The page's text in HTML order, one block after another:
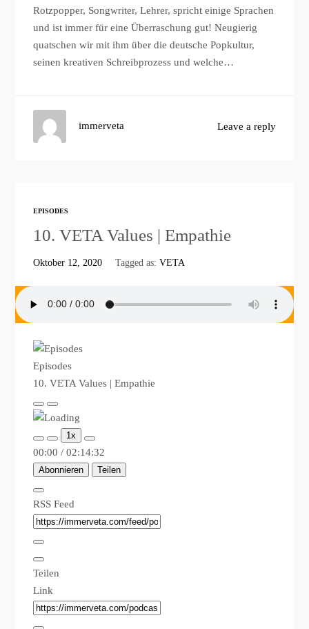
Rotzpopper, Songwriter, Lehrer, spricht einige Sprachen
und ist immer für eine Überraschung gut! Neugierig
quatschen wir mit ihm über die deutsche Popkultur,
seinen kreativen Schreibprozess und welche…
Leave a reply
immerveta
EPISODES
10. VETA Values | Empathie
Oktober 12, 2020 Tagged as:VETA
Episodes
10. VETA Values | Empathie
Play
Episode
Pause
Episode
1x
00:00 / 02:14:32
Abonnieren Teilen
RSS Feed
Teilen
Link